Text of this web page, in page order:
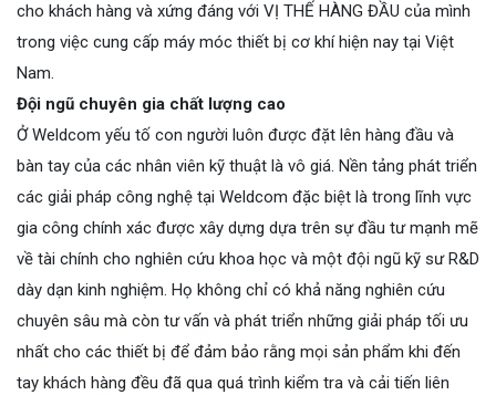
cho khách hàng và xứng đáng với VỊ THẾ HÀNG ĐẦU của mình
trong việc cung cấp máy móc thiết bị cơ khí hiện nay tại Việt
Nam.
Đội ngũ chuyên gia chất lượng cao
Ở Weldcom yếu tố con người luôn được đặt lên hàng đầu và
bàn tay của các nhân viên kỹ thuật là vô giá. Nền tảng phát triển
các giải pháp công nghệ tại Weldcom đặc biệt là trong lĩnh vực
gia công chính xác được xây dựng dựa trên sự đầu tư mạnh mẽ
về tài chính cho nghiên cứu khoa học và một đội ngũ kỹ sư R&D
dày dạn kinh nghiệm. Họ không chỉ có khả năng nghiên cứu
chuyên sâu mà còn tư vấn và phát triển những giải pháp tối ưu
nhất cho các thiết bị để đảm bảo rằng mọi sản phẩm khi đến
tay khách hàng đều đã qua quá trình kiểm tra và cải tiến liên